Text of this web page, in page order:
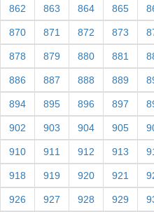
862 863 864 865
870 871 872 873
878 879 880 881
886 887 888 889
894 895 896 897
902 903 904 905
910 911 912 913
918 919 920 921
926 927 928 929